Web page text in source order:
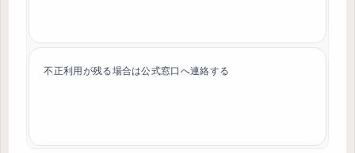
不正利用が残る場合は公式窓口へ連絡する